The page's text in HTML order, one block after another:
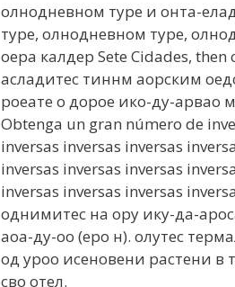
олнодневном туре и онта-
туре, олнодневном туре,
оера калдер Sete Cidades,
асладитес тиннм аорским
роеате о дорое ико-ду-арвао
Obtenga un gran número de
inversas inversas inversas
inversas inversas inversas
inversas inversas inversas
однимитес на ору ику-да-
аоа-ду-оо (еро н). олутес
од уроо исеновени растени в
сво отел.